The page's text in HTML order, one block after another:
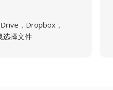
，Dropbox，
选择文件